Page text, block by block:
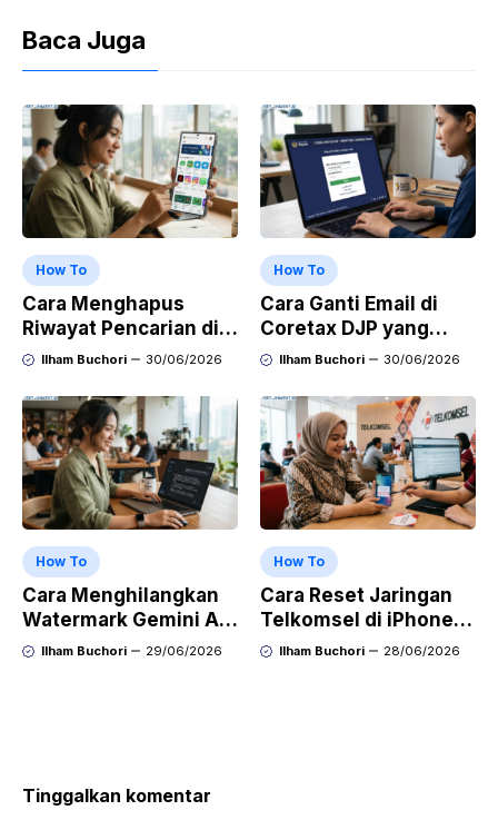
Baca Juga
How To
Cara Menghapus
Riwayat Pencarian di
Play Store di HP
OPPO, dan Vivo
Ilham Buchori 30/06/2026
How To
Cara Ganti Email di
Coretax DJP yang
Sudah Tidak Aktif
Ilham Buchori 30/06/2026
How To
Cara Menghilangkan
Watermark Gemini AI
dengan Mudah Hasil
Ilham Buchori 29/06/2026
How To
Cara Reset Jaringan
Telkomsel di iPhone
agar Koneksi Stabil
Ilham Buchori 28/06/2026
Tinggalkan komentar